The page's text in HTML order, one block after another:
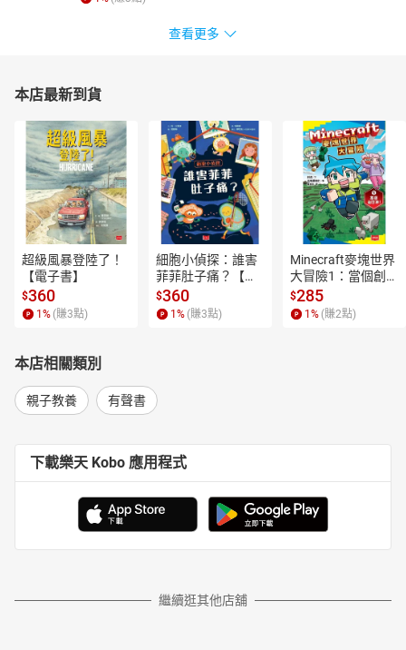
查看更多
本店最新到貨
超級風暴登陸了！
【電子書】
$360
1 % (賺3點)
細胞小偵探：誰害
菲菲肚子痛？【電
子書】
$360
1 % (賺3點)
Minecraft麥塊世界
大冒險1：當個創世
神！【電子書】
$285
1 % (賺2點)
本店相關類別
親子教養 有聲書
下載樂天 Kobo 應用程式
繼續逛其他店舖